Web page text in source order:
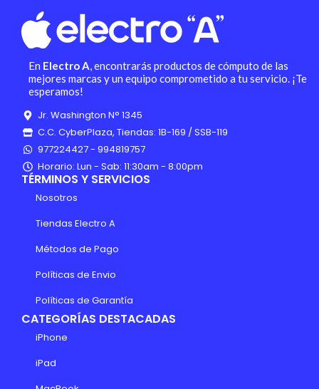
En Electro A, encontrarás productos de cómputo de las
mejores marcas y un equipo comprometido a tu servicio. ¡Te
esperamos!
Jr. Washington N° 1345
C.C. CyberPlaza, Tiendas: 1B-169 / SSB-119
977224427 - 994819757
Horario: Lun - Sab: 11:30am - 8:00pm
TÉRMINOS Y SERVICIOS
Nosotros
Tiendas Electro A
Métodos de Pago
Políticas de Envio
Políticas de Garantía
CATEGORÍAS DESTACADAS
iPhone
iPad